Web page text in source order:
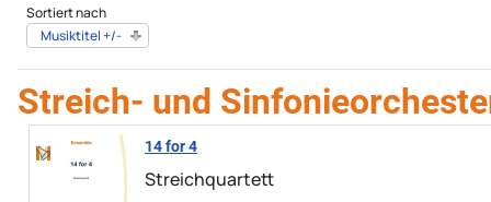
Sortiert nach
Musiktitel +/-
Streich- und
14 for 4
Streichquartett